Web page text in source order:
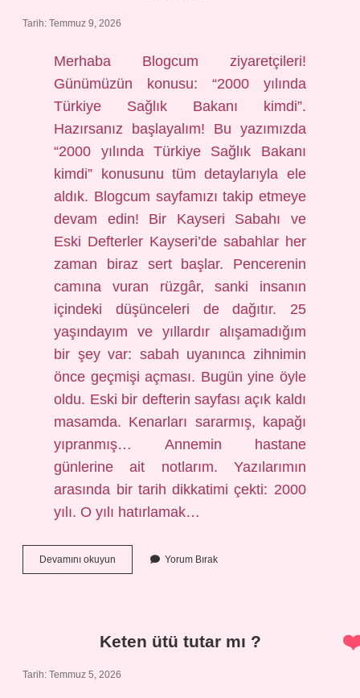
Tarih: Temmuz 9, 2026
Merhaba Blogcum ziyaretçileri!
Günümüzün konusu: “2000 yılında
Türkiye Sağlık Bakanı kimdi”.
Hazırsanız başlayalım! Bu yazımızda
“2000 yılında Türkiye Sağlık Bakanı
kimdi” konusunu tüm detaylarıyla ele
aldık. Blogcum sayfamızı takip etmeye
devam edin! Bir Kayseri Sabahı ve
Eski Defterler Kayseri’de sabahlar her
zaman biraz sert başlar. Pencerenin
camına vuran rüzgâr, sanki insanın
içindeki düşünceleri de dağıtır. 25
yaşındayım ve yıllardır alışamadığım
bir şey var: sabah uyanınca zihnimin
önce geçmişi açması. Bugün yine öyle
oldu. Eski bir defterin sayfası açık kaldı
masamda. Kenarları sararmış, kapağı
yıpranmış… Annemin hastane
günlerine ait notlarım. Yazılarımın
arasında bir tarih dikkatimi çekti: 2000
yılı. O yılı hatırlamak…
Devamını okuyun
yılında
?
Yorum Bırak
Keten ütü tutar mı ?
Tarih: Temmuz 5, 2026